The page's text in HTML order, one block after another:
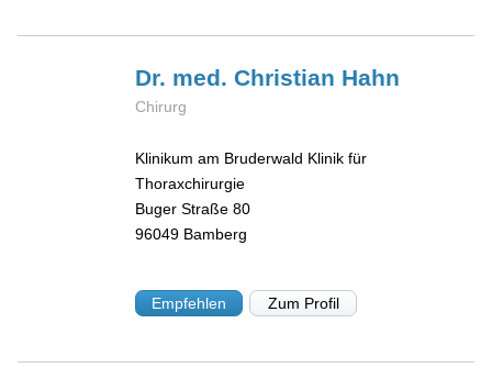
Dr. med. Christian Hahn
Chirurg
Klinikum am Bruderwald Klinik für
Thoraxchirurgie
Buger Straße 80
96049 Bamberg
Empfehlen Zum Profil